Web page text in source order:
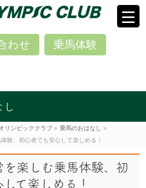
乗馬体験
わせ
リンピッククラブ » 乗馬のおはなし »
験、初心者でも安心して楽しめる！
を楽しむ乗馬体験、初
て楽しめる！